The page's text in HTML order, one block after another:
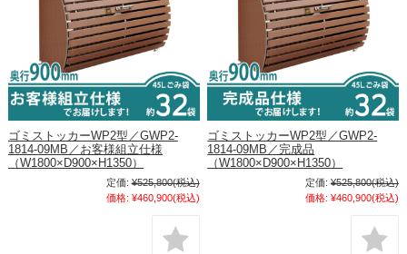
ゴミストッカーWP2型／GWP2-
1814-09MB／お客様組立仕様
（W1800×D900×H1350）
定価: ¥525,800(税込)
価格: ¥460,900(税込)
ゴミストッカーWP2型／GWP2-
1814-09MB／完成品
（W1800×D900×H1350）
定価: ¥525,800(税込)
価格: ¥460,900(税込)